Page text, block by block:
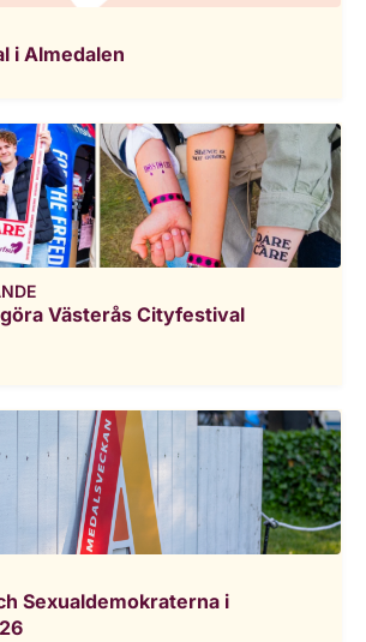
i Almedalen
Västerås Cityfestival
Sexualdemokraterna i